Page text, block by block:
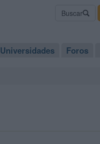
Buscar
Universidades Foros